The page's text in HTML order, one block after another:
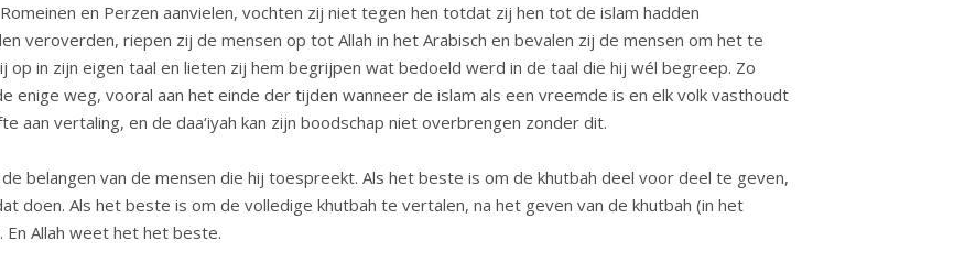
en Perzen aanvielen, vochten zij niet tegen hen totdat zij hen tot de islam hadden
veroverden, riepen zij de mensen op tot Allah in het Arabisch en bevalen zij de mensen om het te
op in zijn eigen taal en lieten zij hem begrijpen wat bedoeld werd in de taal die hij wél begreep. Zo
weg, vooral aan het einde der tijden wanneer de islam als een vreemde is en elk volk vasthoudt
aan vertaling, en de daa‘iyah kan zijn boodschap niet overbrengen zonder dit.
belangen van de mensen die hij toespreekt. Als het beste is om de khutbah deel voor deel te geven,
doen. Als het beste is om de volledige khutbah te vertalen, na het geven van de khutbah (in het
Allah weet het het beste.